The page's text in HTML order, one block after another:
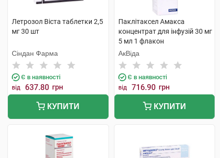
Летрозол Віста таблетки 2,5
мг 30 шт
Сіндан Фарма
Є в наявності
від 637.80 грн
КУПИТИ
Паклітаксел Амакса
концентрат для інфузій 30 мг
5 мл 1 флакон
АкВіда
Є в наявності
від 716.90 грн
КУПИТИ